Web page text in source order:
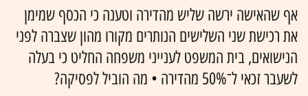
אף שהאישה ירשה שליש מהדירה וטענה כי הכסף שמימן
את רכישת שני השלישים הנותרים מקורו מהון שצברה לפני
הנישואים, בית המשפט לענייני משפחה החליט כי בעלה
לשעבר זכאי ל־50% מהדירה • מה הוביל לפסיקה?